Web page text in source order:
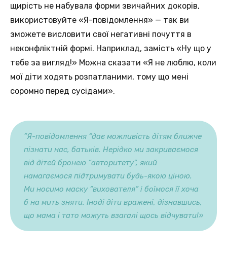
щирість не набувала форми звичайних докорів,
використовуйте «Я-повідомлення» — так ви
зможете висловити свої негативні почуття в
неконфліктній формі. Наприклад, замість «Ну що у
тебе за вигляд!» Можна сказати «Я не люблю, коли
мої діти ходять розпатланими, тому що мені
соромно перед сусідами».
”Я-повідомлення “дає можливість дітям ближче
пізнати нас, батьків. Нерідко ми закриваємося
від дітей бронею “авторитету”, який
намагаємося підтримувати будь-якою ціною.
Ми носимо маску “вихователя” і боїмося її хоча
б на мить зняти. Іноді діти вражені, дізнавшись,
що мама і тато можуть взагалі щось відчувати!»